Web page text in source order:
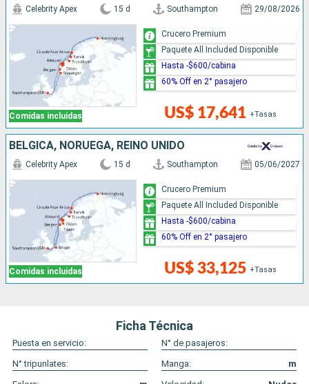
Comidas incluidas
Celebrity Apex 15 d Southampton 29/08/2026
US$ 17,641 +Tasas
Crucero Premium
Paquete All Included Disponible
Hasta -$600/cabina
60% Off en 2° pasajero
BÉLGICA, NORUEGA, REINO UNIDO
Comidas incluidas
Celebrity Apex 15 d Southampton 05/06/2027
US$ 33,125 +Tasas
Crucero Premium
Paquete All Included Disponible
Hasta -$600/cabina
60% Off en 2° pasajero
Ficha Técnica
Puesta en servicio:
N° de pasajeros:
N° tripunlates:
Manga:
m